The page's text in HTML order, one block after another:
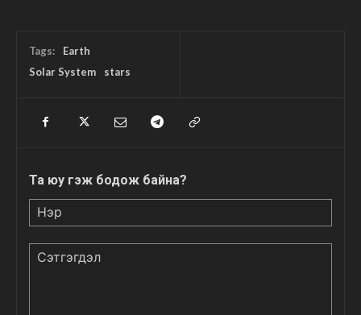
Tags:
Earth
Solar System
stars
Та юу гэж бодож байна?